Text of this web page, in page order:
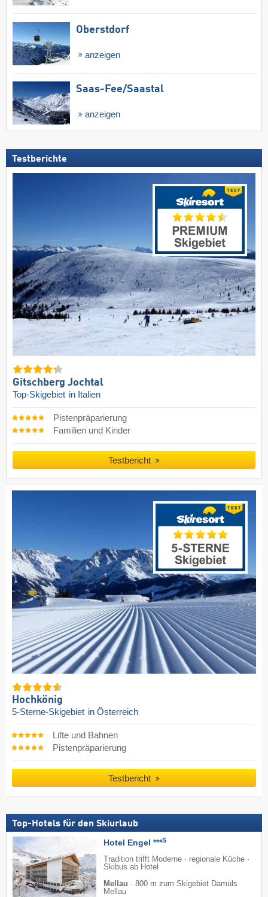
Oberstdorf
anzeigen
Saas-Fee/​Saastal
anzeigen
Testberichte
Gitschberg Jochtal
Top-Skigebiet in Italien
Pistenpräparierung
Familien und Kinder
Testbericht
Hochkönig
5-Sterne-Skigebiet in Österreich
Lifte und Bahnen
Pistenpräparierung
Testbericht
Top-Hotels für den Skiurlaub
Hotel Engel ***S
Tradition trifft Moderne · regionale Küche ·
Skibus ab Hotel
Mellau · 800 m zum Skigebiet Damüls
Mellau